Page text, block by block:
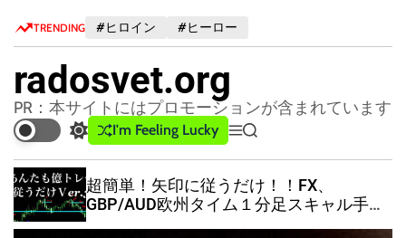
TRENDING #ヒロイン #ヒーロー
radosvet.org
PR：本サイトにはプロモーションが含まれています
S
w
i
t
c
h
I'm Feeling Lucky
M
e
u
S
e
r
c
h
超簡単！矢印に従うだけ！！FX、
GBP/AUD欧州タイム１分足スキャル手法